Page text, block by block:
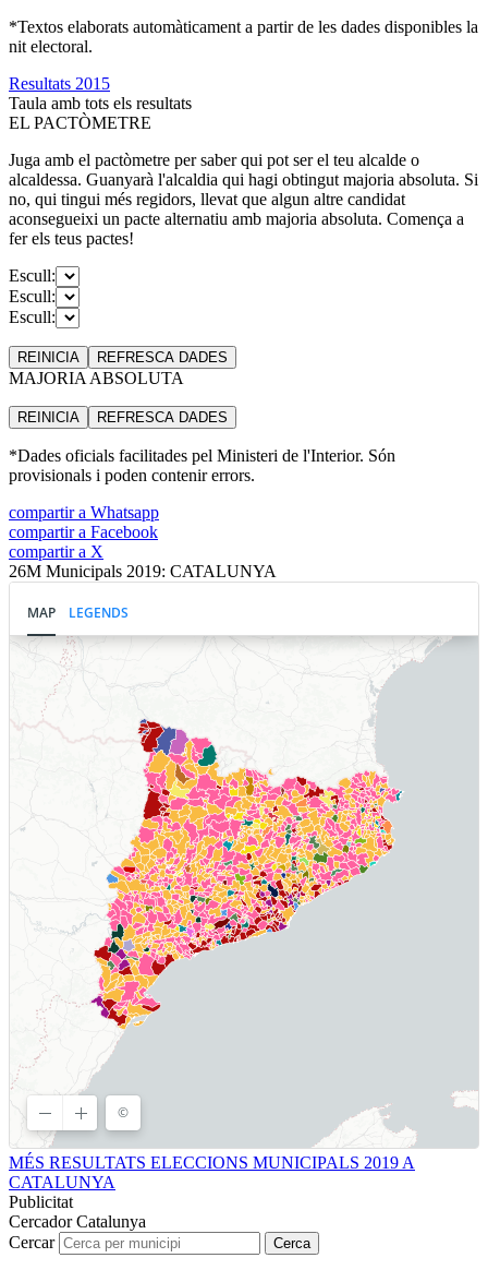
*Textos elaborats automàticament a partir de les dades disponibles la
nit electoral.
Resultats 2015
Taula amb tots els resultats
EL PACTÒMETRE
Juga amb el pactòmetre per saber qui pot ser el teu alcalde o
alcaldessa. Guanyarà l'alcaldia qui hagi obtingut majoria absoluta. Si
no, qui tingui més regidors, llevat que algun altre candidat
aconsegueixi un pacte alternatiu amb majoria absoluta. Comença a
fer els teus pactes!
Escull:
Escull:
Escull:
REINICIA REFRESCA DADES
MAJORIA ABSOLUTA
REINICIA REFRESCA DADES
*Dades oficials facilitades pel Ministeri de l'Interior. Són
provisionals i poden contenir errors.
compartir a Whatsapp
compartir a Facebook
compartir a X
26M Municipals 2019: CATALUNYA
MÉS RESULTATS ELECCIONS MUNICIPALS 2019 A
CATALUNYA
Publicitat
Cercador Catalunya
Cercar
Cerca